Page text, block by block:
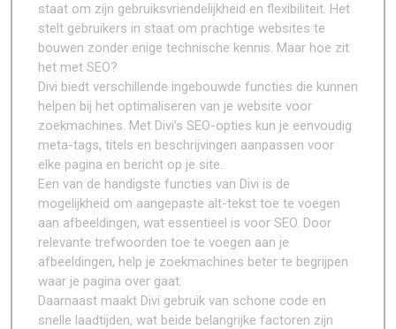
staat om zijn gebruiksvriendelijkheid en flexibiliteit. Het
stelt gebruikers in staat om prachtige websites te
bouwen zonder enige technische kennis. Maar hoe zit
het met SEO?
Divi biedt verschillende ingebouwde functies die kunnen
helpen bij het optimaliseren van je website voor
zoekmachines. Met Divi’s SEO-opties kun je eenvoudig
meta-tags, titels en beschrijvingen aanpassen voor
elke pagina en bericht op je site.
Een van de handigste functies van Divi is de
mogelijkheid om aangepaste alt-tekst toe te voegen
aan afbeeldingen, wat essentieel is voor SEO. Door
relevante trefwoorden toe te voegen aan je
afbeeldingen, help je zoekmachines beter te begrijpen
waar je pagina over gaat.
Daarnaast maakt Divi gebruik van schone code en
snelle laadtijden, wat beide belangrijke factoren zijn